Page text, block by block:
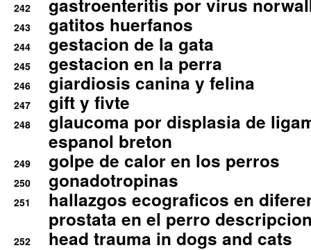
242 gastroenteritis por virus
243 gatitos huerfanos
244 gestacion de la gata
245 gestacion en la perra
246 giardiosis canina y felina
247 gift y fivte
248
glaucoma por displasia de
espanol breton
249 golpe de calor en los perros
250 gonadotropinas
251
hallazgos ecograficos en
prostata en el perro
252
head trauma in dogs and cats